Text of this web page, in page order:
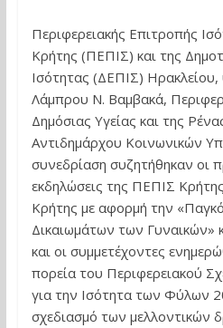
Περιφερειακής Επιτροπής
Κρήτης (ΠΕΠΙΣ) και της
Ισότητας (ΔΕΠΙΣ)
Λάμπρου Ν. Βαμβακά,
Δημόσιας Υγείας και της
Αντιδημάρχου Κοινωνικών
συνεδρίαση συζητήθηκαν οι
εκδηλώσεις της ΠΕΠΙΣ
Κρήτης με αφορμή την
Δικαιωμάτων των Γυναικών»
και οι συμμετέχοντες
πορεία του Περιφερειακού
για την Ισότητα των Φύλων
σχεδιασμό των μελλοντικών